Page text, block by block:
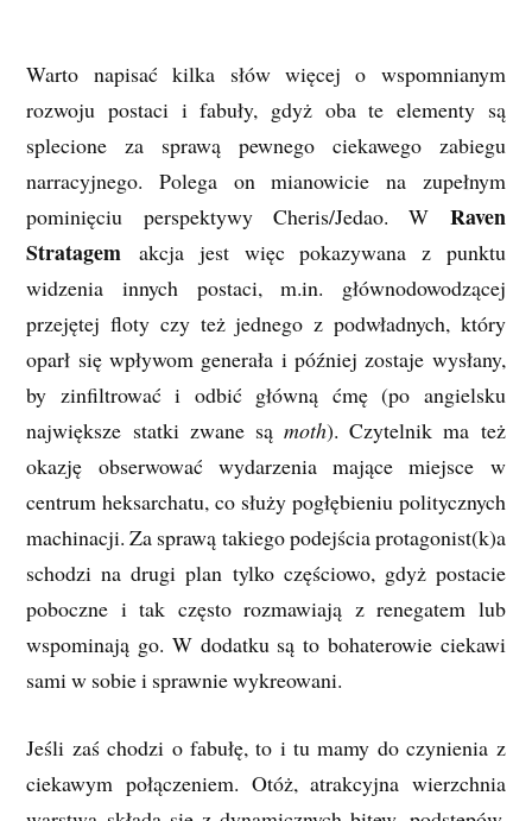
Warto napisać kilka słów więcej o wspomnianym
rozwoju postaci i fabuły, gdyż oba te elementy są
splecione za sprawą pewnego ciekawego zabiegu
narracyjnego. Polega on mianowicie na zupełnym
pominięciu perspektywy Cheris/Jedao. W Raven
Stratagemakcja jest więc pokazywana z punktu
widzenia innych postaci, m.in. głównodowodzącej
przejętej floty czy też jednego z podwładnych, który
oparł się wpływom generała i później zostaje wysłany,
by zinfiltrować i odbić główną ćmę (po angielsku
największe statki zwane sąmoth). Czytelnik ma też
okazję obserwować wydarzenia mające miejsce w
centrum heksarchatu, co służy pogłębieniu politycznych
machinacji. Za sprawą takiego podejścia protagonist(k)a
schodzi na drugi plan tylko częściowo, gdyż postacie
poboczne i tak często rozmawiają z renegatem lub
wspominają go. W dodatku są to bohaterowie ciekawi
sami w sobie i sprawnie wykreowani.
Jeśli zaś chodzi o fabułę, to i tu mamy do czynienia z
ciekawym połączeniem. Otóż, atrakcyjna wierzchnia